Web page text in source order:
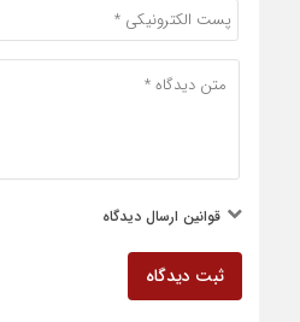
قوانین ارسال دیدگاه
ثبت دیدگاه